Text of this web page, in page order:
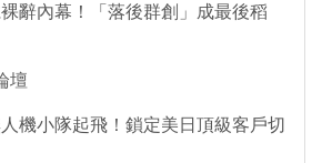
辭內幕！「落後群創」成最後稻
壇
機小隊起飛！鎖定美日頂級客戶切